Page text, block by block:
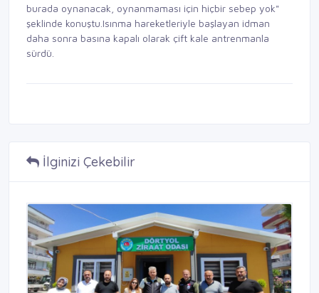
burada oynanacak, oynanmaması için hiçbir sebep yok"
şeklinde konuştu.Isınma hareketleriyle başlayan idman
daha sonra basına kapalı olarak çift kale antrenmanla
sürdü.
İlginizi Çekebilir